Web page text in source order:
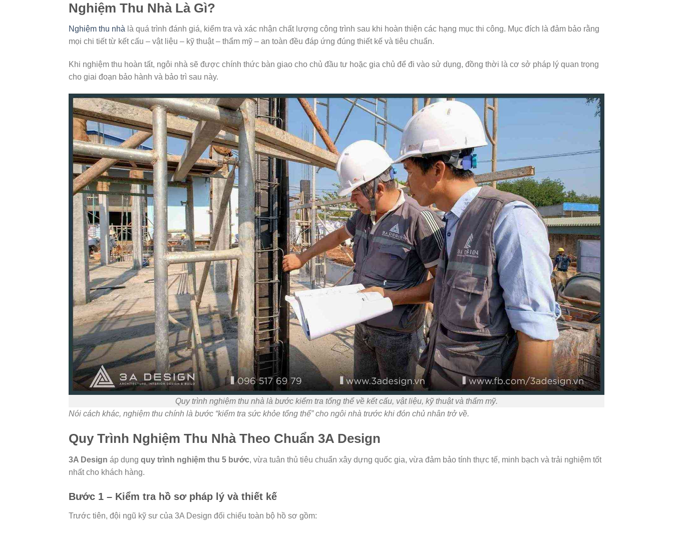
Nghiệm Thu Nhà Là Gì?
Nghiệm thu nhà là quá trình đánh giá, kiểm tra và xác nhận chất lượng công trình sau khi hoàn thiện các hạng mục thi công. Mục đích là đảm bảo rằng
mọi chi tiết từ kết cấu – vật liệu – kỹ thuật – thẩm mỹ – an toàn đều đáp ứng đúng thiết kế và tiêu chuẩn.
Khi nghiệm thu hoàn tất, ngôi nhà sẽ được chính thức bàn giao cho chủ đầu tư hoặc gia chủ để đi vào sử dụng, đồng thời là cơ sở pháp lý quan trọng
cho giai đoạn bảo hành và bảo trì sau này.
Quy trình nghiệm thu nhà là bước kiểm tra tổng thể về kết cấu, vật liệu, kỹ thuật và thẩm mỹ.
Nói cách khác, nghiệm thu chính là bước “kiểm tra sức khỏe tổng thể” cho ngôi nhà trước khi đón chủ nhân trở về.
Quy Trình Nghiệm Thu Nhà Theo Chuẩn 3A Design
3A Design áp dụng quy trình nghiệm thu 5 bước, vừa tuân thủ tiêu chuẩn xây dựng quốc gia, vừa đảm bảo tính thực tế, minh bạch và trải nghiệm tốt
nhất cho khách hàng.
Bước 1 – Kiểm tra hồ sơ pháp lý và thiết kế
Trước tiên, đội ngũ kỹ sư của 3A Design đối chiếu toàn bộ hồ sơ gồm: